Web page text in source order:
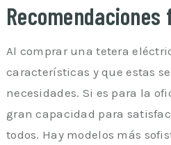
Recomendaciones
Al comprar una tetera
características y que estas
necesidades. Si es para la
gran capacidad para
todos. Hay modelos más